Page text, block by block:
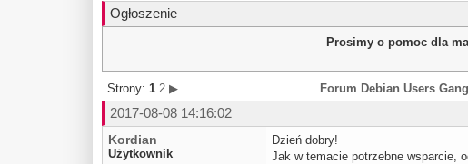
Ogłoszenie
Prosimy o pomoc dla
Strony: 1 2 ▶ Forum Debian Users Gang
2017-08-08 14:16:02
Kordian
Użytkownik
Dzień dobry!
Jak w temacie potrzebne wsparcie,